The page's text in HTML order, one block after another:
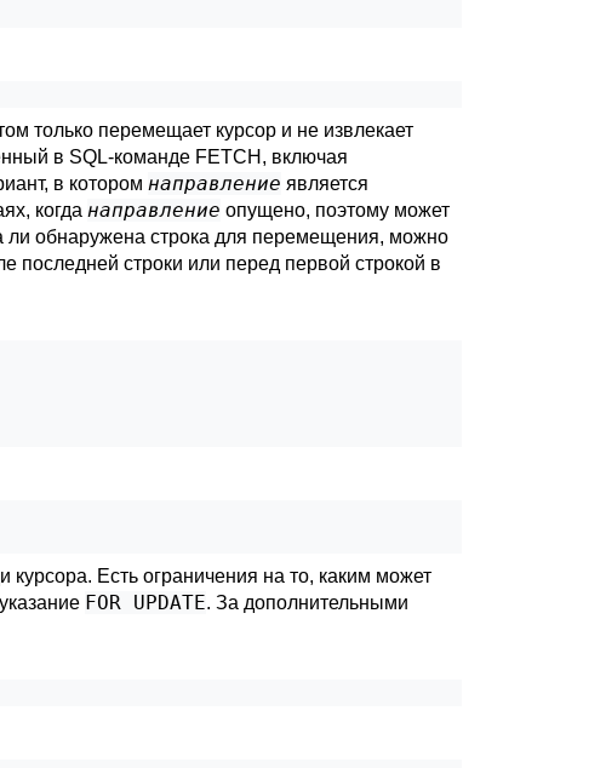
только перемещает курсор и не извлекает
в SQL-команде FETCH , включая
в котором направление является
когда направление опущено, поэтому может
ли обнаружена строка для перемещения, можно
последней строки или перед первой строкой в
курсора. Есть ограничения на то, каким может
FOR UPDATE. За дополнительными